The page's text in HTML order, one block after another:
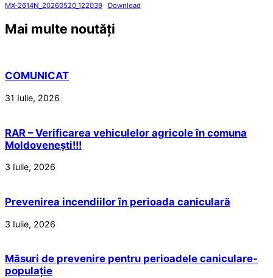
MX-2614N_20260520_122039 Download
Mai multe noutăți
COMUNICAT
31 Iulie, 2026
RAR – Verificarea vehiculelor agricole în comuna
Moldovenești!!!
3 Iulie, 2026
Prevenirea incendiilor în perioada caniculară
3 Iulie, 2026
Măsuri de prevenire pentru perioadele caniculare-
populație